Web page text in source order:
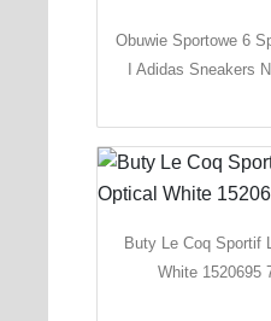
Obuwie Sportowe 6
I Adidas Sneakers
Buty Le Coq Sportif
White 1520695